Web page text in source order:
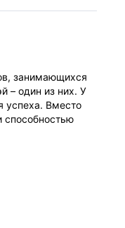
занимающихся
– один из них. У
успеха. Вместо
способностью